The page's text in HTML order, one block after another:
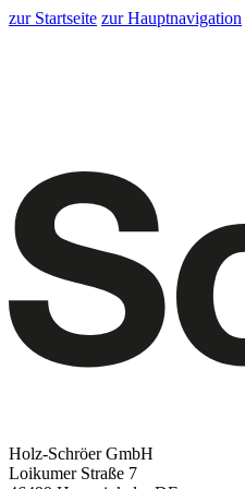
zur Startseite zur Hauptnavigation
Holz-Schröer GmbH
Loikumer Straße 7